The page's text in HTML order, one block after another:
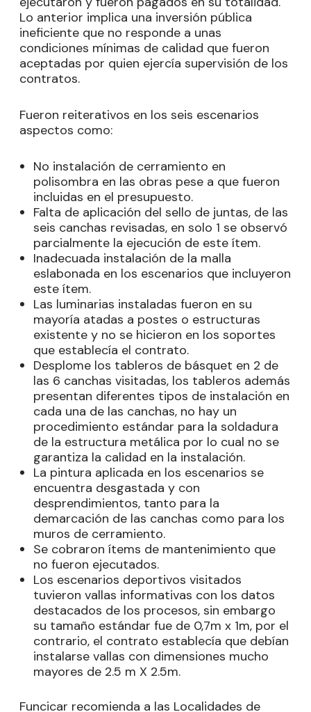
Lo anterior implica una inversión pública
ineficiente que no responde a unas
condiciones mínimas de calidad que fueron
aceptadas por quien ejercía supervisión de los
contratos.
Fueron reiterativos en los seis escenarios
aspectos como:
No instalación de cerramiento en
polisombra en las obras pese a que fueron
incluidas en el presupuesto.
Falta de aplicación del sello de juntas, de las
seis canchas revisadas, en solo 1 se observó
parcialmente la ejecución de este ítem.
Inadecuada instalación de la malla
eslabonada en los escenarios que incluyeron
este ítem.
Las luminarias instaladas fueron en su
mayoría atadas a postes o estructuras
existente y no se hicieron en los soportes
que establecía el contrato.
Desplome los tableros de básquet en 2 de
las 6 canchas visitadas, los tableros además
presentan diferentes tipos de instalación en
cada una de las canchas, no hay un
procedimiento estándar para la soldadura
de la estructura metálica por lo cual no se
garantiza la calidad en la instalación.
La pintura aplicada en los escenarios se
encuentra desgastada y con
desprendimientos, tanto para la
demarcación de las canchas como para los
muros de cerramiento.
Se cobraron ítems de mantenimiento que
no fueron ejecutados.
Los escenarios deportivos visitados
tuvieron vallas informativas con los datos
destacados de los procesos, sin embargo
su tamaño estándar fue de 0,7m x 1m, por el
contrario, el contrato establecía que debían
instalarse vallas con dimensiones mucho
mayores de 2.5 m X 2.5m.
Funcicar recomienda a las Localidades de